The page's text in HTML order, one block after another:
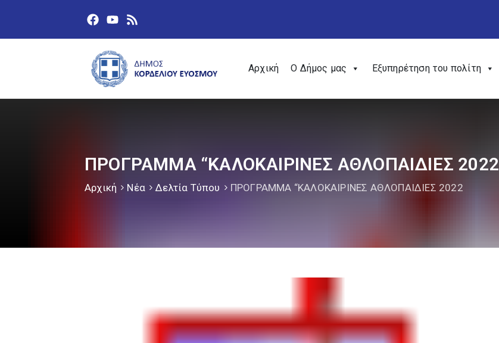
Αρχική Ο Δήμος μας Εξυπηρέτηση του πολίτη
ΠΡΟΓΡΑΜΜΑ “ΚΑΛΟΚΑΙΡΙΝΕΣ ΑΘΛΟΠΑΙΔΙΕΣ 2022
Αρχική Νέα Δελτία Τύπου ΠΡΟΓΡΑΜΜΑ “ΚΑΛΟΚΑΙΡΙΝΕΣ ΑΘΛΟΠΑΙΔΙΕΣ 2022